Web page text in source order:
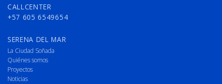
CALLCENTER
+57 605 6549654
SERENA DEL MAR
La Ciudad Soñada
Quiénes somos
Proyectos
Noticias